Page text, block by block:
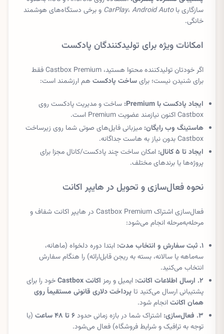
سازگاری با
CarPlay، Android Auto
و برخی دستگاه‌های هوشمند
خانگی.
امکانات ویژه برای تولیدکنندگان پادکست
اگر خودتان تولیدکننده محتوا هستید، Castbox Premium فقط
برای شنیدن نیست؛ برایساخت پادکست هم ارزشمند است:
ایجاد پادکست با Premium:
ساخت و مدیریت پادکست روی
Castbox اکنون نیازمند عضویت Premium است.
هاستینگ وب رایگان: میزبانی فایل‌های صوتی شما روی زیرساخت
Castbox بدون نیاز به هاست جداگانه.
ایجاد تا ۵ کانال:
امکان ساخت چند پادکست/کانال مجزا برای
پروژه‌ها یا برندهای مختلف.
نحوه فعال‌سازی و تحویل در هایپر اکانت
فعال‌سازی اشتراک Castbox Premium در هایپر اکانت شفاف و
مرحله‌به‌مرحله انجام می‌شود:
۱. ثبت سفارش و انتخاب مدت:
ابتدا دوره دلخواه (ماهانه،
سه‌ماهه یا سالانه، بسته به ریجن قابل‌ارائه) را هنگام سفارش
انتخاب می‌کنید.
۲. ارسال اطلاعات اکانت:
ایمیل و رمز اکانت Castbox
خود را برای
پشتیبانی ارسال می‌کنید تا پرداخت دلاری قانونی مستقیماً روی
همان اکانتانجام شود.
۳. فعال‌سازی:
اشتراک شما در بازه زمانی حدود۶ تا ۴۸ ساعت
(با
توجه به ترافیک و شرایط فروشگاه) فعال می‌شود.